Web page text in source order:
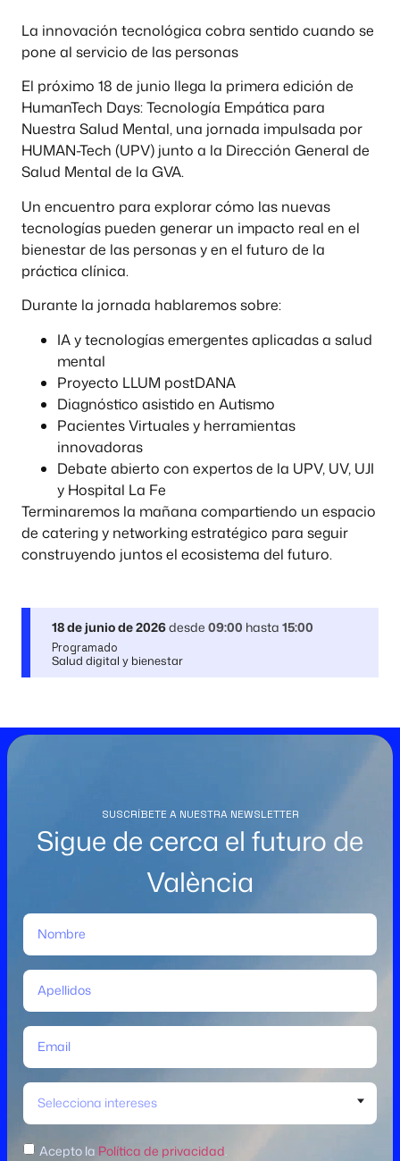
La innovación tecnológica cobra sentido cuando se
pone al servicio de las personas
El próximo 18 de junio llega la primera edición de
HumanTech Days: Tecnología Empática para
Nuestra Salud Mental, una jornada impulsada por
HUMAN-Tech (UPV) junto a la Dirección General de
Salud Mental de la GVA.
Un encuentro para explorar cómo las nuevas
tecnologías pueden generar un impacto real en el
bienestar de las personas y en el futuro de la
práctica clínica.
Durante la jornada hablaremos sobre:
IA y tecnologías emergentes aplicadas a salud
mental
Proyecto LLUM postDANA
Diagnóstico asistido en Autismo
Pacientes Virtuales y herramientas
innovadoras
Debate abierto con expertos de la UPV, UV, UJI
y Hospital La Fe
Terminaremos la mañana compartiendo un espacio
de catering y networking estratégico para seguir
construyendo juntos el ecosistema del futuro.
18 de junio de 2026desde 09:00 hasta 15:00
Programado
Salud digital y bienestar
SUSCRÍBETE A NUESTRA NEWSLETTER
Sigue de cerca el futuro de
València
Selecciona intereses
Acepto la Política de privacidad